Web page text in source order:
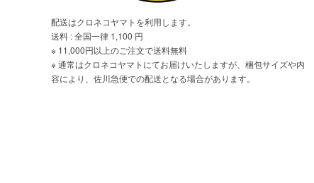
配送はクロネコヤマトを利用します。
送料 : 全国一律 1,100 円
※ 11,000円以上のご注文で送料無料
※ 通常はクロネコヤマトにてお届けいたしますが、梱包サイズや内
容により、佐川急便での配送となる場合があります。